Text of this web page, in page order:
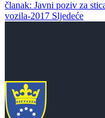
članak: Javni poziv za
vozila-2017 Sljedeće